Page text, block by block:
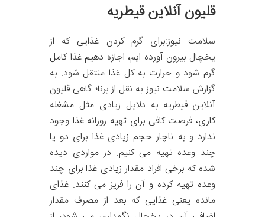
قلیون آنلاین قیطریه
سلامت نیوز:برای گرم کردن غذایی که از
یخچال بیرون آورده ایم، اجازه دهیم غذا کامل
گرم شود و حرارت به کل غذا منتقل شود. به
گزارش سلامت نیوز به نقل از برنا؛ گاهی قلیون
آنلاین قیطریه به دلایل زیادی مثل مشغله
کاری، فرصت کافی برای تهیه روزانه غذا وجود
ندارد و به ناچار حجم زیادی غذا برای دو یا
چند وعده تهیه می کنیم. در مواردی دیده
شده که برخی افراد مقدار زیادی غذا برای چند
وعده تهیه کرده و آن را فریز می کنند. غذای
مانده یعنی غذایی که بعد از مصرف مقدار